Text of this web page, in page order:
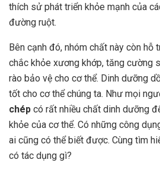
thích sử phát triển khỏe mạnh của
đường ruột.
Bên cạnh đó, nhóm chất này còn hỗ
chắc khỏe xương khớp, tăng cường
rào bảo vệ cho cơ thể. Dinh dưỡng
tốt cho cơ thể chúng ta. Như mọi
chép có rất nhiều chất dinh dưỡng
khỏe của cơ thể. Có những công
ai cũng có thể biết được. Cùng tìm
có tác dụng gì?